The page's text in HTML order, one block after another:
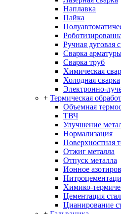
Наплавка
Пайка
Ручная дуговая
Сварка
Сварка труб
Химическая
Холодная сварка
Электронно-
+ Термическая
Объемная
ТВЧ
Улучшение
Нормализация
Поверхностная
Отжиг металла
Отпуск металла
Ионное
Химико-
Цементация
Цианирование